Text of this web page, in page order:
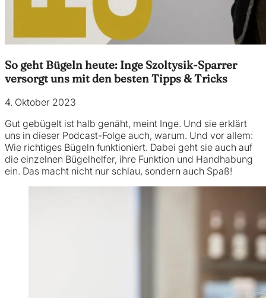
So geht Bügeln heute: Inge Szoltysik-Sparrer
versorgt uns mit den besten Tipps & Tricks
4. Oktober 2023
Gut gebügelt ist halb genäht, meint Inge. Und sie erklärt
uns in dieser Podcast-Folge auch, warum. Und vor allem:
Wie richtiges Bügeln funktioniert. Dabei geht sie auch auf
die einzelnen Bügelhelfer, ihre Funktion und Handhabung
ein. Das macht nicht nur schlau, sondern auch Spaß!